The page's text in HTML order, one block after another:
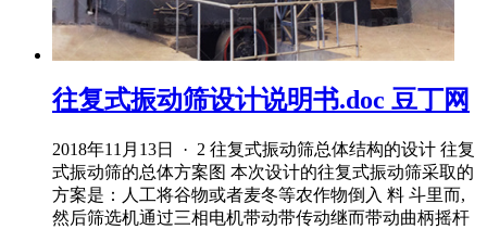
往复式振动筛设计说明书.doc 豆丁网
2018年11月13日 · 2 往复式振动筛总体结构的设计 往复
式振动筛的总体方案图 本次设计的往复式振动筛采取的
方案是：人工将谷物或者麦冬等农作物倒入 料 斗里而,
然后筛选机通过三相电机带动带传动继而带动曲柄摇杆